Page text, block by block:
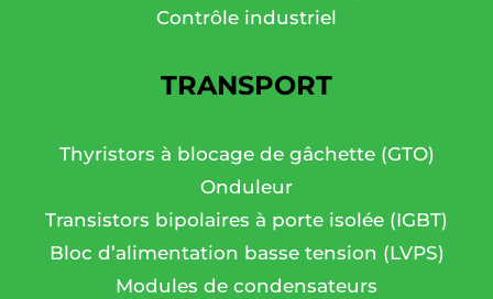
Contrôle industriel
TRANSPORT
Thyristors à blocage de gâchette (GTO)
Onduleur
Transistors bipolaires à porte isolée (IGBT)
Bloc d’alimentation basse tension (LVPS)
Modules de condensateurs